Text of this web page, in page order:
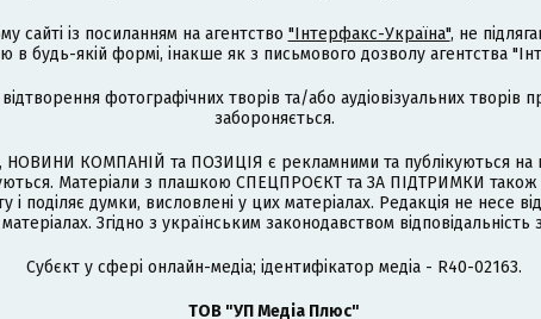
сайті із посиланням на агентство "Інтерфакс-Україна", не
будь-якій формі, інакше як з письмового дозволу агентства
фотографічних творів та/або аудіовізуальних
забороняється.
НОВИНИ КОМПАНІЙ та ПОЗИЦІЯ є рекламними та публікуються на
Матеріали з плашкою СПЕЦПРОЄКТ та ЗА ПІДТРИМКИ
і поділяє думки, висловлені у цих матеріалах. Редакція не несе
Згідно з українським законодавством
Cубєкт у сфері онлайн-медіа; ідентифікатор медіа - R40-02163.
ТОВ "УП Медіа Плюс"